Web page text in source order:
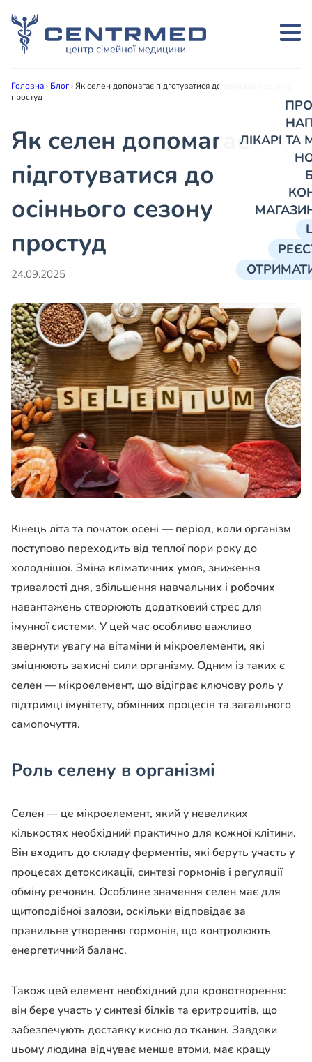
ЛІКАРІ
Головна› Блог›Як селен допомагає підготуватися до осіннього сезону
простуд
Як селен допомагає
підготуватися до
осіннього сезону
простуд
24.09.2025
Кінець літа та початок осені — період, коли організм
поступово переходить від теплої пори року до
холоднішої. Зміна кліматичних умов, зниження
тривалості дня, збільшення навчальних і робочих
навантажень створюють додатковий стрес для
імунної системи. У цей час особливо важливо
звернути увагу на вітаміни й мікроелементи, які
зміцнюють захисні сили організму. Одним із таких є
селен — мікроелемент, що відіграє ключову роль у
підтримці імунітету, обмінних процесів та загального
самопочуття.
Роль селену в організмі
Селен — це мікроелемент, який у невеликих
кількостях необхідний практично для кожної клітини.
Він входить до складу ферментів, які беруть участь у
процесах детоксикації, синтезі гормонів і регуляції
обміну речовин. Особливе значення селен має для
щитоподібної залози, оскільки відповідає за
правильне утворення гормонів, що контролюють
енергетичний баланс.
Також цей елемент необхідний для кровотворення:
він бере участь у синтезі білків та еритроцитів, що
забезпечують доставку кисню до тканин. Завдяки
цьому людина відчуває менше втоми, має кращу